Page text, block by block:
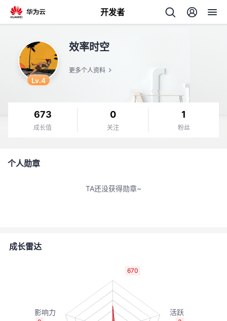
开发者
者
Lv.4
效率时空
更多个人资料
673
成长值
0
关注
1
粉丝
个人勋章
TA还没获得勋章~
成长雷达
670